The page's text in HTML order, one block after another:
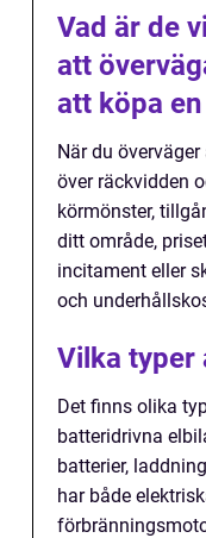
Vad är de
att
att köpa
När du
över räckvidden
körmönster,
ditt område,
incitament eller
och
Vilka typer
Det finns olika
batteridrivna
batterier,
har både